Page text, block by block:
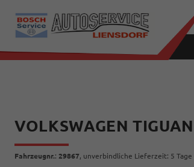
VOLKSWAGEN TIGUAN
Fahrzeugnr.: 29867, unverbindliche Lieferzeit: 5 Tage